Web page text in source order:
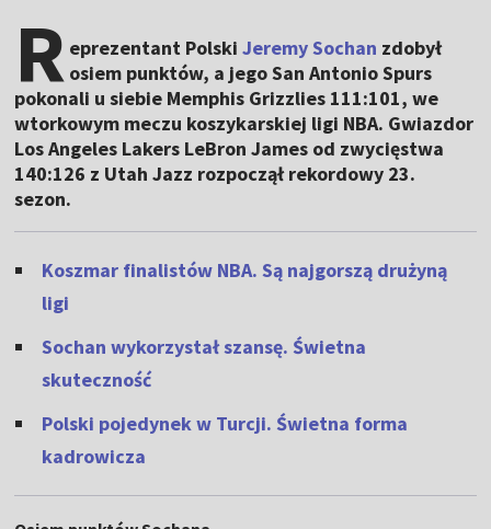
R eprezentant PolskiJeremy Sochan zdobył
osiem punktów, a jego San Antonio Spurs
pokonali u siebie Memphis Grizzlies 111:101, we
wtorkowym meczu koszykarskiej ligi NBA. Gwiazdor
Los Angeles Lakers LeBron James od zwycięstwa
140:126 z Utah Jazz rozpoczął rekordowy 23.
sezon.
Koszmar finalistów NBA. Są najgorszą drużyną
ligi
Sochan wykorzystał szansę. Świetna
skuteczność
Polski pojedynek w Turcji. Świetna forma
kadrowicza